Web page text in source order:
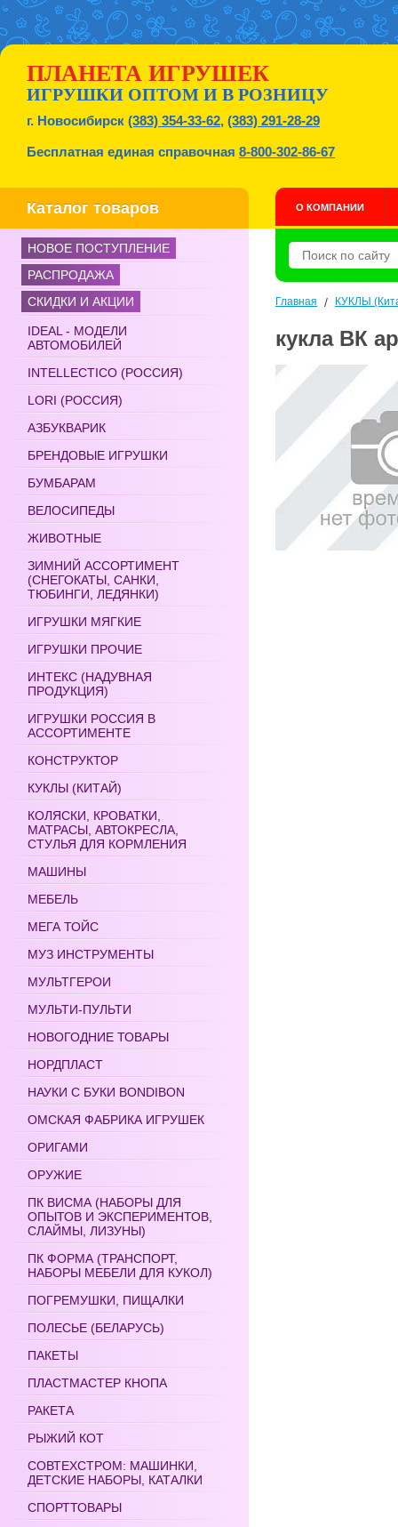
ПЛАНЕТА ИГРУШЕК
ИГРУШКИ ОПТОМ И В РОЗНИЦУ
г. Новосибирск (383) 354-33-62, (383) 291-28-29
Бесплатная единая справочная 8-800-302-86-67
Каталог товаров О КОМПАНИИ
НОВОЕ ПОСТУПЛЕНИЕ
РАСПРОДАЖА
СКИДКИ И АКЦИИ
IDEAL - МОДЕЛИ
АВТОМОБИЛЕЙ
INTELLECTICO (РОССИЯ)
LORI (РОССИЯ)
АЗБУКВАРИК
БРЕНДОВЫЕ ИГРУШКИ
БУМБАРАМ
ВЕЛОСИПЕДЫ
ЖИВОТНЫЕ
ЗИМНИЙ АССОРТИМЕНТ
(СНЕГОКАТЫ, САНКИ,
ТЮБИНГИ, ЛЕДЯНКИ)
ИГРУШКИ МЯГКИЕ
ИГРУШКИ ПРОЧИЕ
ИНТЕКС (НАДУВНАЯ
ПРОДУКЦИЯ)
ИГРУШКИ РОССИЯ В
АССОРТИМЕНТЕ
КОНСТРУКТОР
КУКЛЫ (КИТАЙ)
КОЛЯСКИ, КРОВАТКИ,
МАТРАСЫ, АВТОКРЕСЛА,
СТУЛЬЯ ДЛЯ КОРМЛЕНИЯ
МАШИНЫ
МЕБЕЛЬ
МЕГА ТОЙС
МУЗ ИНСТРУМЕНТЫ
МУЛЬТГЕРОИ
МУЛЬТИ-ПУЛЬТИ
НОВОГОДНИЕ ТОВАРЫ
НОРДПЛАСТ
НАУКИ С БУКИ BONDIBON
ОМСКАЯ ФАБРИКА ИГРУШЕК
ОРИГАМИ
ОРУЖИЕ
ПК ВИСМА (НАБОРЫ ДЛЯ
ОПЫТОВ И ЭКСПЕРИМЕНТОВ,
СЛАЙМЫ, ЛИЗУНЫ)
ПК ФОРМА (ТРАНСПОРТ,
НАБОРЫ МЕБЕЛИ ДЛЯ КУКОЛ)
ПОГРЕМУШКИ, ПИЩАЛКИ
ПОЛЕСЬЕ (БЕЛАРУСЬ)
ПАКЕТЫ
ПЛАСТМАСТЕР КНОПА
РАКЕТА
РЫЖИЙ КОТ
СОВТЕХСТРОМ: МАШИНКИ,
ДЕТСКИЕ НАБОРЫ, КАТАЛКИ
СПОРТТОВАРЫ
Главная / КУКЛЫ
кукла ВК